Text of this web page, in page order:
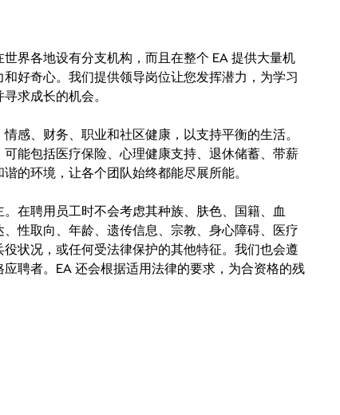
界各地设有分支机构，而且在整个 EA 提供大量机
好奇心。我们提供领导岗位让您发挥潜力，为学习
求成长的机会。
感、财务、职业和社区健康，以支持平衡的生活。
能包括医疗保险、心理健康支持、退休储蓄、带薪
的环境，让各个团队始终都能尽展所能。
在聘用员工时不会考虑其种族、肤色、国籍、血
性取向、年龄、遗传信息、宗教、身心障碍、医疗
状况，或任何受法律保护的其他特征。我们也会遵
聘者。EA 还会根据适用法律的要求，为合资格的残